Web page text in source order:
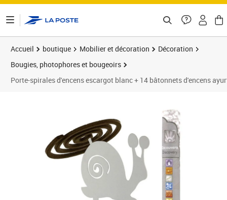
Accueil boutique Mobilier et décoration
Décoration
Bougies, photophores et bougeoirs
Porte-spirales d'encens escargot blanc + 14 bâtonnets d'encens